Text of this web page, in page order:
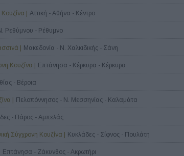
| Αττική - Αθήνα - Κέντρο
Ρεθύμνου - Ρέθυμνο
| Μακεδονία - Ν. Χαλκιδικής - Σάνη
Κουζίνα | Επτάνησα - Κέρκυρα - Κέρκυρα
- Βέροια
| Πελοπόννησος - Ν. Μεσσηνίας - Καλαμάτα
- Πάρος - Αμπελάς
Σύγχρονη Κουζίνα | Κυκλάδες - Σίφνος - Πουλάτη
Επτάνησα - Ζάκυνθος - Ακρωτήρι